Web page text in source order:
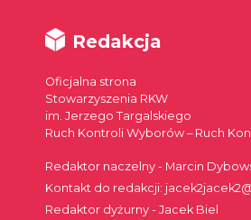
Redakcja
Oficjalna strona
Stowarzyszenia RKW
im. Jerzego Targalskiego
Ruch Kontroli Wyborów – Ruch
Redaktor naczelny - Marcin
Kontakt do redakcji:
Redaktor dyżurny - Jacek Biel